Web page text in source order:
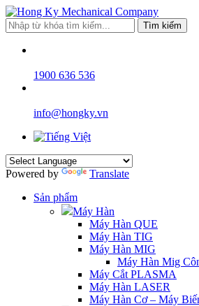
Tìm kiếm
1900 636 536
info@hongky.vn
Powered by
Translate
Sản phẩm
Máy Hàn
Máy Hàn QUE
Máy Hàn TIG
Máy Hàn MIG
Máy Hàn Mig
Máy Cắt PLASMA
Máy Hàn LASER
Máy Hàn Cơ – Máy